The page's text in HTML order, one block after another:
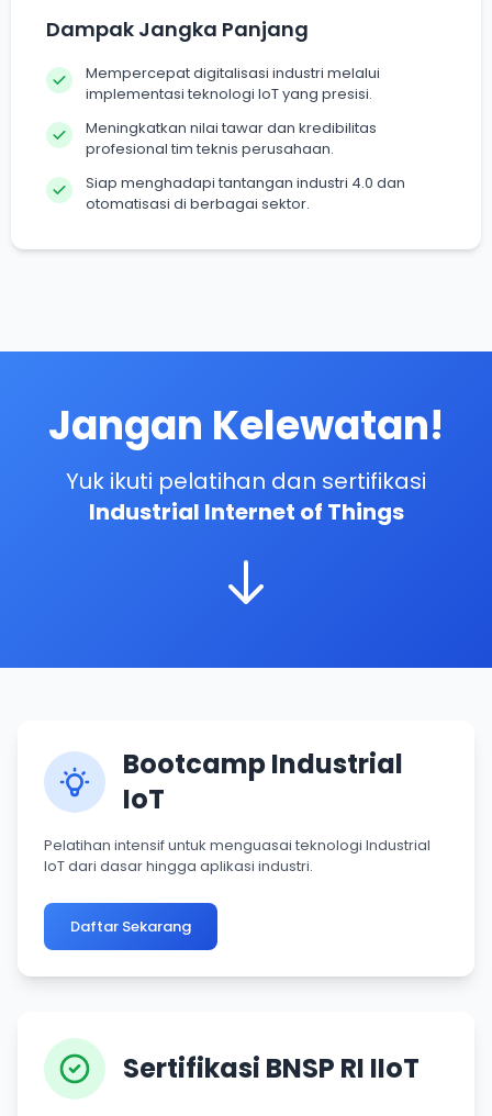
Dampak Jangka Panjang
Mempercepat digitalisasi industri melalui
implementasi teknologi IoT yang presisi.
Meningkatkan nilai tawar dan kredibilitas
profesional tim teknis perusahaan.
Siap menghadapi tantangan industri 4.0 dan
otomatisasi di berbagai sektor.
Jangan Kelewatan!
Yuk ikuti pelatihan dan sertifikasi
Industrial Internet of Things
Bootcamp Industrial
IoT
Pelatihan intensif untuk menguasai teknologi Industrial
IoT dari dasar hingga aplikasi industri.
Daftar Sekarang
Sertifikasi BNSP RI IIoT